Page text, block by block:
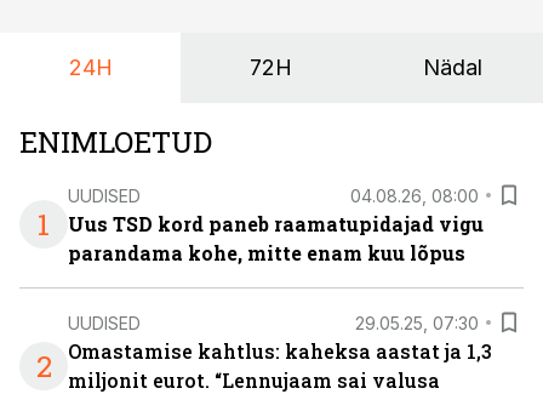
24H 72H Nädal
ENIMLOETUD
1
UUDISED 04.08.26, 08:00
Uus TSD kord paneb raamatupidajad vigu
parandama kohe, mitte enam kuu lõpus
2
UUDISED 29.05.25, 07:30
Omastamise kahtlus: kaheksa aastat ja 1,3
miljonit eurot. “Lennujaam sai valusa